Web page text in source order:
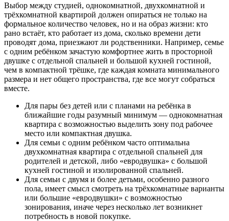
Выбор между студией, однокомнатной, двухкомнатной и
трёхкомнатной квартирой должен опираться не только на
формальное количество человек, но и на образ жизни: кто
рано встаёт, кто работает из дома, сколько времени дети
проводят дома, приезжают ли родственники. Например, семье
с одним ребёнком зачастую комфортнее жить в просторной
двушке с отдельной спальней и большой кухней гостиной,
чем в компактной трёшке, где каждая комната минимального
размера и нет общего пространства, где все могут собраться
вместе.
Для пары без детей или с планами на ребёнка в
ближайшие годы разумный минимум — однокомнатная
квартира с возможностью выделить зону под рабочее
место или компактная двушка.
Для семьи с одним ребёнком часто оптимальна
двухкомнатная квартира с отдельной спальней для
родителей и детской, либо «евродвушка» с большой
кухней гостиной и изолированной спальней.
Для семьи с двумя и более детьми, особенно разного
пола, имеет смысл смотреть на трёхкомнатные варианты
или большие «евродвушки» с возможностью
зонирования, иначе через несколько лет возникнет
потребность в новой покупке.